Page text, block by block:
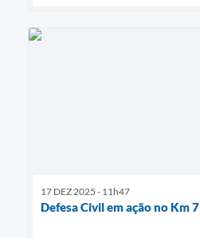
17 DEZ 2025 - 11h47
Defesa Civil em ação no Km 7